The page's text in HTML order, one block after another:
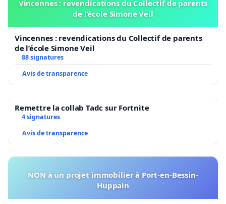
Vincennes : revendications du Collectif de parents
de l’école Simone Veil
Vincennes : revendications du Collectif de parents
de l’école Simone Veil
88 signatures
Avis de transparence
Remettre la collab Tadc sur Fortnite
4 signatures
Avis de transparence
NON à un projet immobilier à Port-en-Bessin-
Huppain